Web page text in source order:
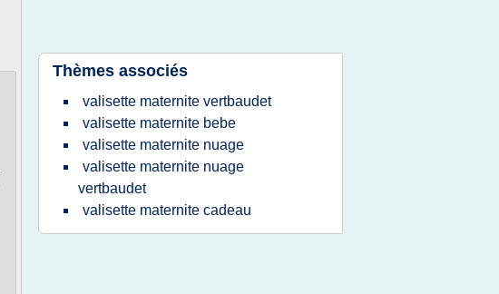
Thèmes associés
valisette maternite vertbaudet
valisette maternite bebe
valisette maternite nuage
valisette maternite nuage
vertbaudet
valisette maternite cadeau